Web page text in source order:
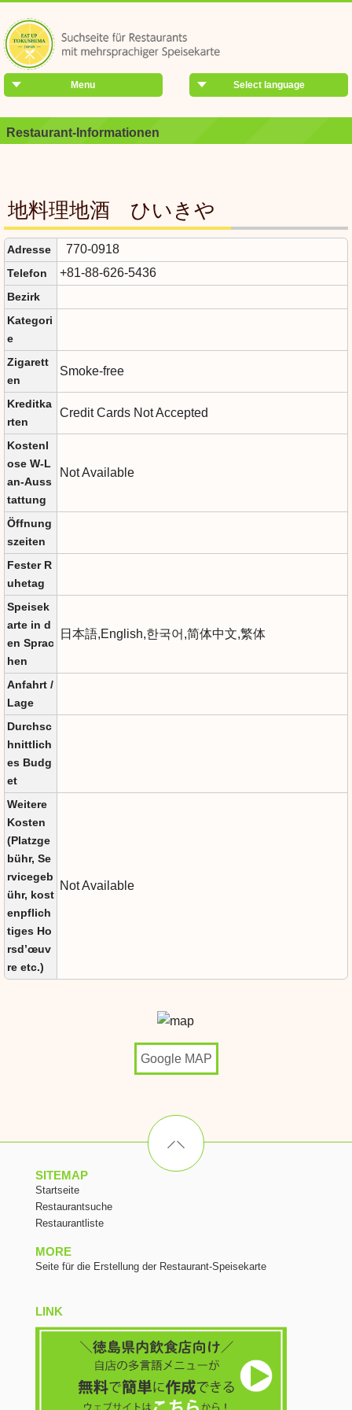
Select language
Menu
Restaurant-Informationen
地料理地酒 ひいきや
Adresse 770-0918
Telefon +81-88-626-5436
Bezirk
Kategori
e
Zigarett
en
Smoke-free
Kreditka
rten
Credit Cards Not Accepted
Kostenl
ose W-L
an-Auss
tattung
Not Available
Öffnung
szeiten
Fester R
uhetag
Speisek
arte in d
en Sprac
hen
日本語,English,한국어,简体中文,繁体
Anfahrt /
Lage
Durchsc
hnittlich
es Budg
et
Weitere
Kosten
(Platzge
bühr, Se
rvicegeb
ühr, kost
enpflich
tiges Ho
rsd’œuv
re etc.)
Not Available
Google MAP
SITEMAP
Startseite
Restaurantsuche
Restaurantliste
MORE
Seite für die Erstellung der Restaurant-Speisekarte
LINK